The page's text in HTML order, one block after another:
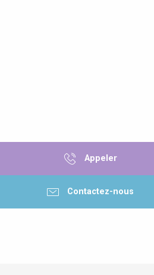
Appeler
Contactez-nous